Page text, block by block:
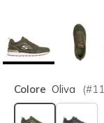
Colore Oliva (#